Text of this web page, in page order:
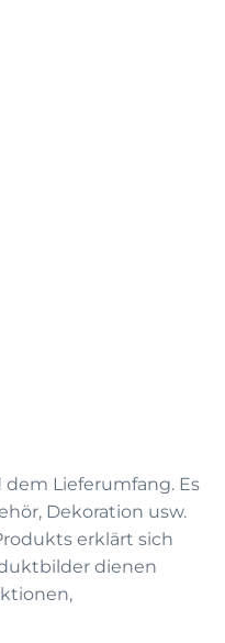
Lieferumfang. Es
Dekoration usw.
erklärt sich
dienen